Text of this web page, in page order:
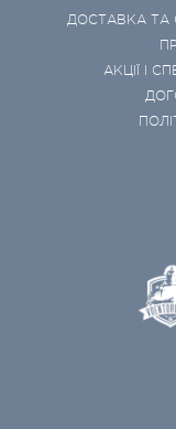
ДОСТАВКА ТА
АКЦІЇ І